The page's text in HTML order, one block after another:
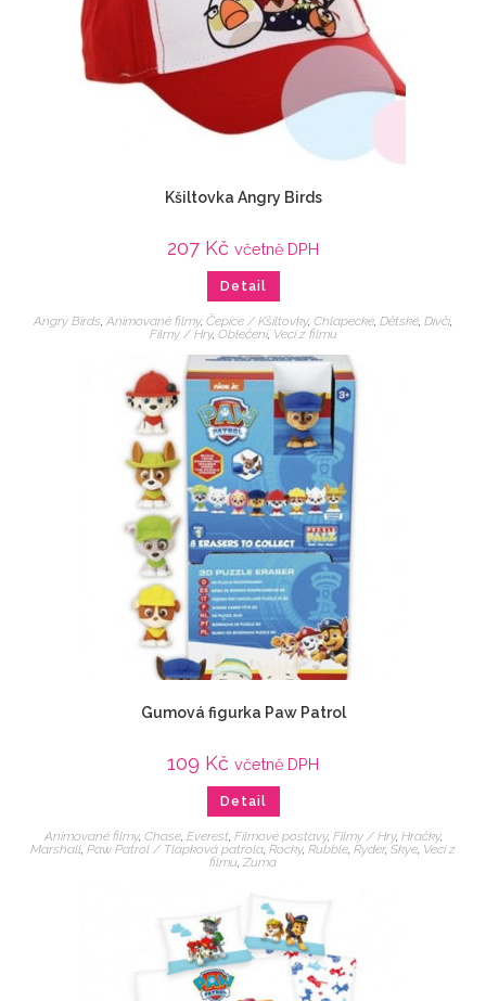
Kšiltovka Angry Birds
207 Kč včetně DPH
Detail
Angry Birds, Animované filmy, Čepice / Kšiltovky, Chlapecké, Dětské, Dívčí,
Filmy / Hry, Oblečení, Veci z filmu
Gumová figurka Paw Patrol
109 Kč včetně DPH
Detail
Animované filmy, Chase, Everest, Filmové postavy, Filmy / Hry, Hračky,
Marshall, Paw Patrol / Tlapková patrola, Rocky, Rubble, Ryder, Skye, Veci z
filmu,Zuma